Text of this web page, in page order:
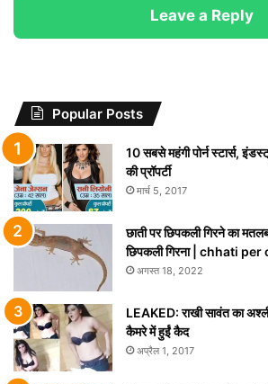
Leave a Reply
Popular Posts
10 सबसे महंगी पोर्न स्टार्स,
की प्रॉपर्टी
मार्च 5, 2017
छाती पर छिपकली गिरने का
छिपकली गिरना | chhati
अगस्त 18, 2022
LEAKED: राखी सावंत का
कैमरे में हुईं कैद
अप्रैल 1, 2017